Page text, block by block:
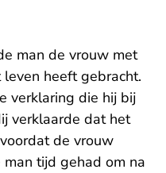
man de vrouw met
heeft gebracht.
verklaring die hij bij
verklaarde dat het
de vrouw
tijd gehad om na